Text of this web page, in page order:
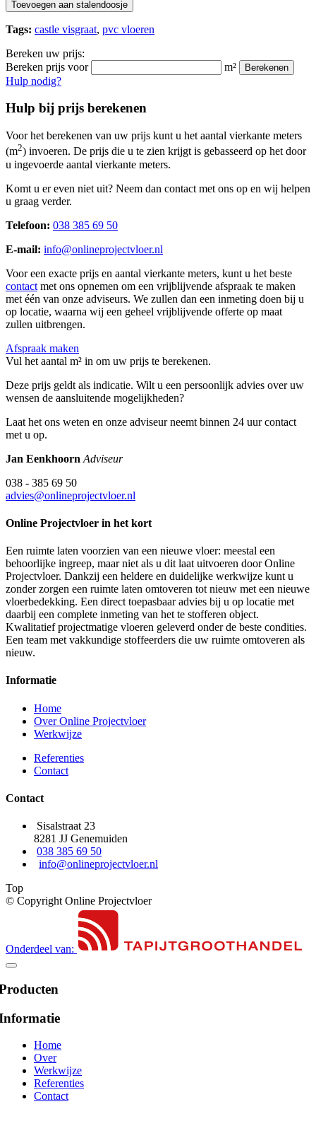
Toevoegen aan stalendoosje
Tags: castle visgraat, pvc vloeren
Bereken uw prijs:
Bereken prijs voor
m² Berekenen
Hulp nodig?
Hulp bij prijs berekenen
Voor het berekenen van uw prijs kunt u het aantal vierkante meters
(m2) invoeren. De prijs die u te zien krijgt is gebasseerd op het door
u ingevoerde aantal vierkante meters.
Komt u er even niet uit? Neem dan contact met ons op en wij helpen
u graag verder.
Telefoon: 038 385 69 50
E-mail: info@onlineprojectvloer.nl
Voor een exacte prijs en aantal vierkante meters, kunt u het beste
contact met ons opnemen om een vrijblijvende afspraak te maken
met één van onze adviseurs. We zullen dan een inmeting doen bij u
op locatie, waarna wij een geheel vrijblijvende offerte op maat
zullen uitbrengen.
Afspraak maken
Vul het aantal m² in om uw prijs te berekenen.
Deze prijs geldt als indicatie. Wilt u een persoonlijk advies over uw
wensen de aansluitende mogelijkheden?
Laat het ons weten en onze adviseur neemt binnen 24 uur contact
met u op.
Jan Eenkhoorn Adviseur
038 - 385 69 50
advies@onlineprojectvloer.nl
Online Projectvloer in het kort
Een ruimte laten voorzien van een nieuwe vloer: meestal een
behoorlijke ingreep, maar niet als u dit laat uitvoeren door Online
Projectvloer. Dankzij een heldere en duidelijke werkwijze kunt u
zonder zorgen een ruimte laten omtoveren tot nieuw met een nieuwe
vloerbedekking. Een direct toepasbaar advies bij u op locatie met
daarbij een complete inmeting van het te stofferen object.
Kwalitatief projectmatige vloeren geleverd onder de beste condities.
Een team met vakkundige stoffeerders die uw ruimte omtoveren als
nieuw.
Informatie
Home
Over Online Projectvloer
Werkwijze
Referenties
Contact
Contact
Sisalstraat 23
8281 JJ Genemuiden
038 385 69 50
info@onlineprojectvloer.nl
Top
© Copyright Online Projectvloer
Onderdeel van:
Home
Over
Werkwijze
Referenties
Contact